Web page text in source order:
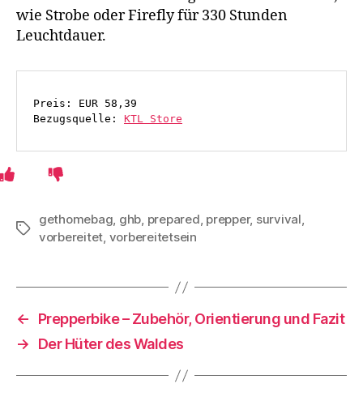
wie Strobe oder Firefly für 330 Stunden
Leuchtdauer.
Preis: EUR 58,39
Bezugsquelle: KTL Store
Schlagwörter
gethomebag, ghb, prepared, prepper, survival,
vorbereitet, vorbereitetsein
←
Prepperbike – Zubehör, Orientierung und Fazit
→
Der Hüter des Waldes